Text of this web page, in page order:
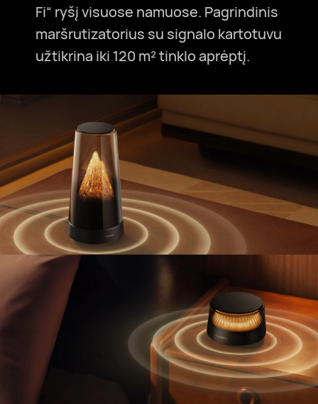
Fi“ ryšį visuose namuose. Pagrindinis
maršrutizatorius su signalo kartotuvu
užtikrina iki 120 m² tinklo aprėptį.